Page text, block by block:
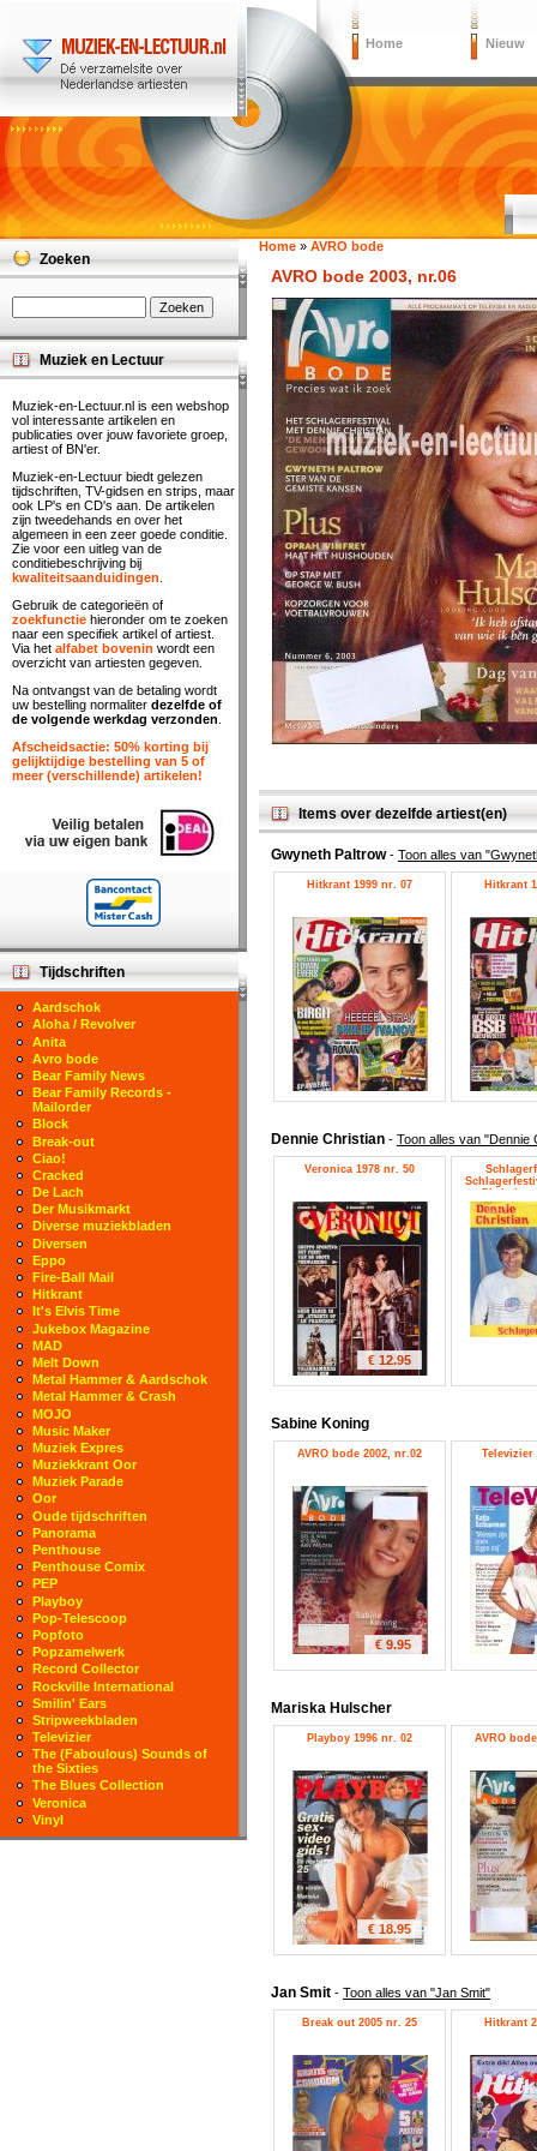
Home Nieuw
Home » AVRO bode
AVRO bode 2003, nr.06
Items over dezelfde artiest(en)
Gwyneth Paltrow- Toon alles van
Hitkrant 1999 nr. 07 Hitkrant
Dennie Christian - Toon alles van "Dennie
Veronica 1978 nr. 50
€ 12.95
Christian,
Sabine Koning
AVRO bode 2002, nr.02
€ 9.95
Televizier
Mariska Hulscher
Playboy 1996 nr. 02
€ 18.95
AVRO
Jan Smit - Toon alles van "Jan Smit"
Break out 2005 nr. 25 Hitkrant
Zoeken
Muziek en Lectuur
Muziek-en-Lectuur.nl is een webshop
vol interessante artikelen en
publicaties over jouw favoriete groep,
artiest of BN'er.
Muziek-en-Lectuur biedt gelezen
tijdschriften, TV-gidsen en strips, maar
ook LP's en CD's aan. De artikelen
zijn tweedehands en over het
algemeen in een zeer goede conditie.
Zie voor een uitleg van de
conditiebeschrijving bij
kwaliteitsaanduidingen
Gebruik de categorieën of
zoekfunctie hieronder om te zoeken
naar een specifiek artikel of artiest.
Via het alfabet bovenin wordt een
overzicht van artiesten gegeven.
Na ontvangst van de betaling wordt
uw bestelling normaliter dezelfde of
de volgende werkdag verzonden
Afscheidsactie: 50% korting bij
gelijktijdige bestelling van 5 of
meer (verschillende) artikelen!
Tijdschriften
Aardschok
Aloha / Revolver
Anita
Avro bode
Bear Family News
Bear Family Records -
Mailorder
Block
Break-out
Ciao!
Cracked
De Lach
Der Musikmarkt
Diverse muziekbladen
Diversen
Eppo
Fire-Ball Mail
Hitkrant
It's Elvis Time
Jukebox Magazine
MAD
Melt Down
Metal Hammer & Aardschok
Metal Hammer & Crash
MOJO
Music Maker
Muziek Expres
Muziekkrant Oor
Muziek Parade
Oor
Oude tijdschriften
Panorama
Penthouse
Penthouse Comix
PEP
Playboy
Pop-Telescoop
Popfoto
Popzamelwerk
Record Collector
Rockville International
Smilin' Ears
Stripweekbladen
Televizier
The (Faboulous) Sounds of
the Sixties
The Blues Collection
Veronica
Vinyl